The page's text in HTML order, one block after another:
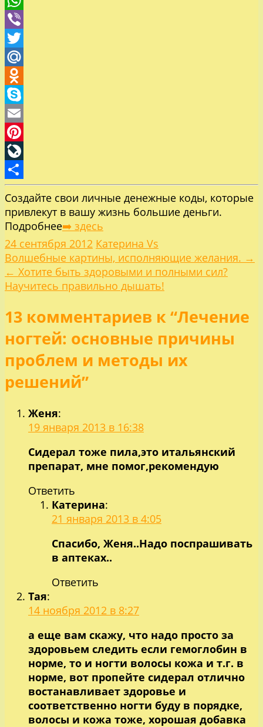
WhatsApp
Viber
Twitter
Mail.Ru
Odnoklassniki
Skype
Email
Pinterest
LiveJournal
Отправить
Создайте свои личные денежные коды, которые
привлекут в вашу жизнь большие деньги.
Подробнее➡️ здесь
24 сентября 2012 Катерина Vs
Навигация
по
записям
Волшебные картины, исполняющие желания. →
← Хотите быть здоровыми и полными сил?
Научитесь правильно дышать!
13 комментариев к “Лечение
ногтей: основные причины
проблем и методы их
решений”
Женя:
19 января 2013 в 16:38
Сидерал тоже пила,это итальянский
препарат, мне помог,рекомендую
Ответить
Катерина:
21 января 2013 в 4:05
Спасибо, Женя..Надо поспрашивать
в аптеках..
Ответить
Тая:
14 ноября 2012 в 8:27
а еще вам скажу, что надо просто за
здоровьем следить если гемоглобин в
норме, то и ногти волосы кожа и т.г. в
норме, вот пропейте сидерал отлично
востанавливает здоровье и
соответственно ногти буду в порядке,
волосы и кожа тоже, хорошая добавка